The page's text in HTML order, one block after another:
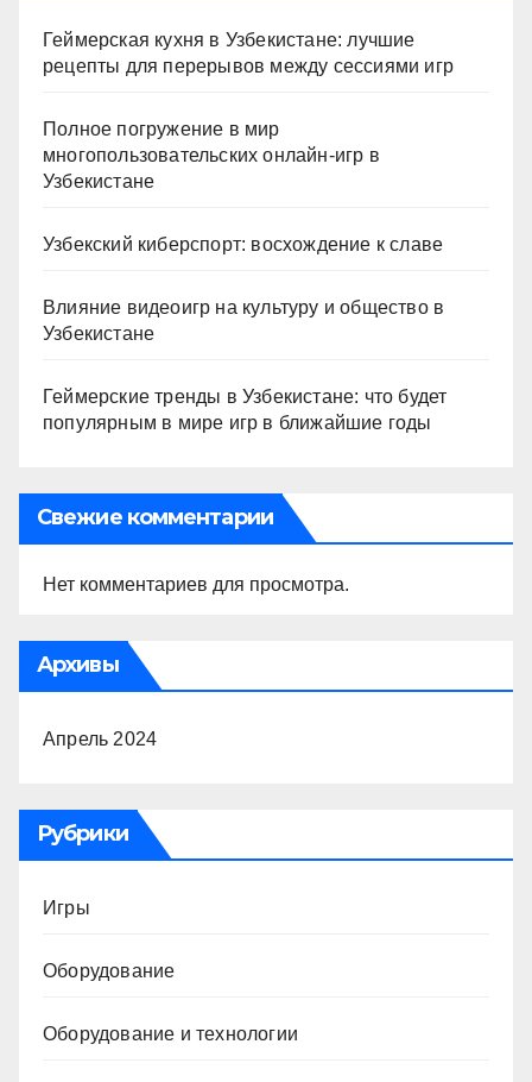
Геймерская кухня в Узбекистане: лучшие
рецепты для перерывов между сессиями игр
Полное погружение в мир
многопользовательских онлайн-игр в
Узбекистане
Узбекский киберспорт: восхождение к славе
Влияние видеоигр на культуру и общество в
Узбекистане
Геймерские тренды в Узбекистане: что будет
популярным в мире игр в ближайшие годы
Свежие комментарии
Нет комментариев для просмотра.
Архивы
Апрель 2024
Рубрики
Игры
Оборудование
Оборудование и технологии